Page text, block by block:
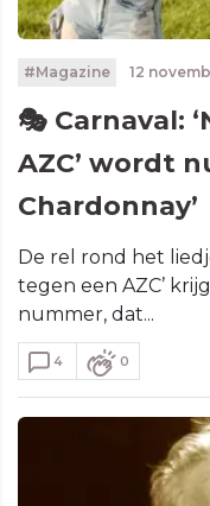
#Magazine 12
🎭 Carnaval:
AZC’ wordt
Chardonnay’
De rel rond het
tegen een AZC’
nummer, dat...
4 0